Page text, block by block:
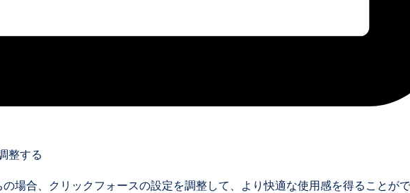
整する
場合、クリックフォースの設定を調整して、より快適な使用感を得ることが